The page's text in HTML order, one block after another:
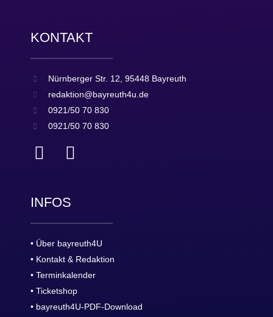
KONTAKT
Nürnberger Str. 12, 95448 Bayreuth
redaktion@bayreuth4u.de
0921/50 70 830
0921/50 70 830
INFOS
• Über bayreuth4U
• Kontakt & Redaktion
• Terminkalender
• Ticketshop
• bayreuth4U-PDF-Download